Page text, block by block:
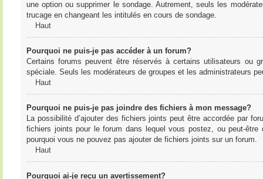
une option ou supprimer le sondage. Autrement, seuls les
trucage en changeant les intitulés en cours de sondage.
Haut
Pourquoi ne puis-je pas accéder à un forum?
Certains forums peuvent être réservés à certains utilisateurs ou
spéciale. Seuls les modérateurs de groupes et les administrateurs
Haut
Pourquoi ne puis-je pas joindre des fichiers à mon message?
La possibilité d’ajouter des fichiers joints peut être accordée par
fichiers joints pour le forum dans lequel vous postez, ou peut-
pourquoi vous ne pouvez pas ajouter de fichiers joints sur un forum.
Haut
Pourquoi ai-je reçu un avertissement?